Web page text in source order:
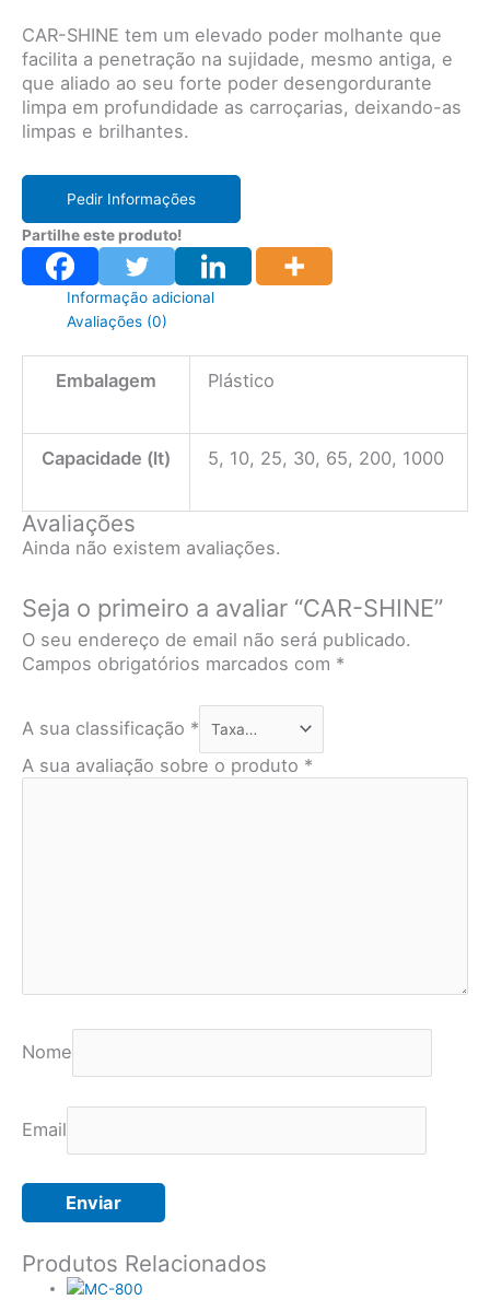
CAR-SHINE tem um elevado poder molhante que
facilita a penetração na sujidade, mesmo antiga, e
que aliado ao seu forte poder desengordurante
limpa em profundidade as carroçarias, deixando-as
limpas e brilhantes.
Pedir Informações
Partilhe este produto!
Informação adicional
Avaliações (0)
Embalagem Plástico
Capacidade (lt) 5, 10, 25, 30, 65, 200, 1000
Avaliações
Ainda não existem avaliações.
Seja o primeiro a avaliar “CAR-SHINE”
O seu endereço de email não será publicado.
Campos obrigatórios marcados com *
A sua classificação *
A sua avaliação sobre o produto *
Nome
Email
Produtos Relacionados